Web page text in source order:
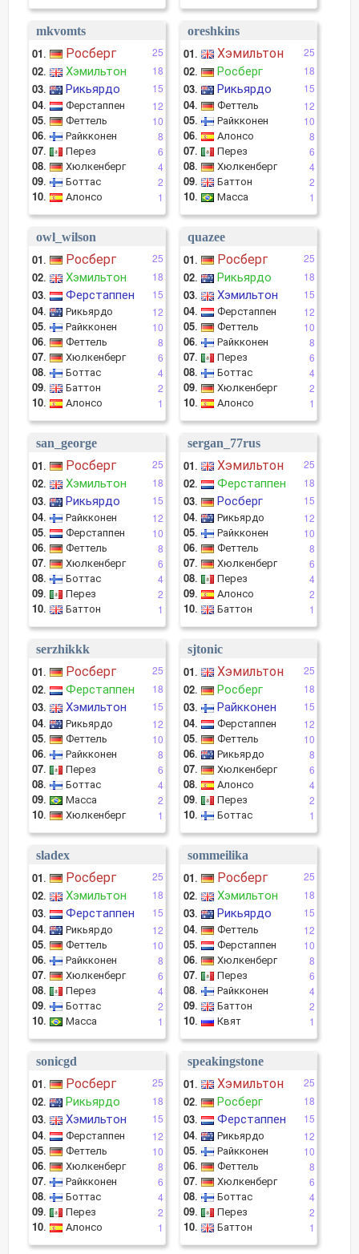
mkvomts
25
01. Росберг
18
02. Хэмильтон
15
03. Рикьярдо
12
04. Ферстаппен
10
05. Феттель
8
06. Райкконен
6
07. Перез
4
08. Хюлкенберг
2
09. Боттас
1
10. Алонсо
oreshkins
25
01. Хэмильтон
18
02. Росберг
15
03. Рикьярдо
12
04. Феттель
10
05. Райкконен
8
06. Алонсо
6
07. Перез
4
08. Хюлкенберг
2
09. Баттон
1
10. Масса
owl_wilson
25
01. Росберг
18
02. Хэмильтон
15
03. Ферстаппен
12
04. Рикьярдо
10
05. Райкконен
8
06. Феттель
6
07. Хюлкенберг
4
08. Боттас
2
09. Баттон
1
10. Алонсо
quazee
25
01. Росберг
18
02. Рикьярдо
15
03. Хэмильтон
12
04. Ферстаппен
10
05. Феттель
8
06. Райкконен
6
07. Перез
4
08. Боттас
2
09. Хюлкенберг
1
10. Алонсо
san_george
25
01. Росберг
18
02. Хэмильтон
15
03. Рикьярдо
12
04. Райкконен
10
05. Ферстаппен
8
06. Феттель
6
07. Хюлкенберг
4
08. Боттас
2
09. Перез
1
10. Баттон
sergan_77rus
25
01. Хэмильтон
18
02. Ферстаппен
15
03. Росберг
12
04. Рикьярдо
10
05. Райкконен
8
06. Феттель
6
07. Хюлкенберг
4
08. Перез
2
09. Алонсо
1
10. Баттон
serzhikkk
25
01. Росберг
18
02. Ферстаппен
15
03. Хэмильтон
12
04. Рикьярдо
10
05. Феттель
8
06. Райкконен
6
07. Перез
4
08. Боттас
2
09. Масса
1
10. Хюлкенберг
sjtonic
25
01. Хэмильтон
18
02. Росберг
15
03. Райкконен
12
04. Ферстаппен
10
05. Феттель
8
06. Рикьярдо
6
07. Хюлкенберг
4
08. Алонсо
2
09. Перез
1
10. Боттас
sladex
25
01. Росберг
18
02. Хэмильтон
15
03. Ферстаппен
12
04. Рикьярдо
10
05. Феттель
8
06. Райкконен
6
07. Хюлкенберг
4
08. Перез
2
09. Боттас
1
10. Масса
sommeilika
25
01. Росберг
18
02. Хэмильтон
15
03. Рикьярдо
12
04. Феттель
10
05. Ферстаппен
8
06. Хюлкенберг
6
07. Перез
4
08. Райкконен
2
09. Баттон
1
10. Квят
sonicgd
25
01. Росберг
18
02. Рикьярдо
15
03. Хэмильтон
12
04. Ферстаппен
10
05. Феттель
8
06. Хюлкенберг
6
07. Райкконен
4
08. Боттас
2
09. Перез
1
10. Алонсо
speakingstone
25
01. Хэмильтон
18
02. Росберг
15
03. Ферстаппен
12
04. Рикьярдо
10
05. Райкконен
8
06. Феттель
6
07. Хюлкенберг
4
08. Боттас
2
09. Перез
1
10. Баттон